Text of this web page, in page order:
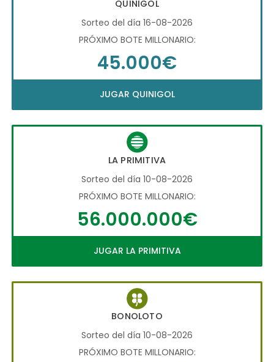
QUINIGOL
Sorteo del día 16-08-2026
PRÓXIMO BOTE MILLONARIO:
45.000€
JUGAR QUINIGOL
LA PRIMITIVA
Sorteo del día 10-08-2026
PRÓXIMO BOTE MILLONARIO:
56.000.000€
JUGAR LA PRIMITIVA
BONOLOTO
Sorteo del día 10-08-2026
PRÓXIMO BOTE MILLONARIO: